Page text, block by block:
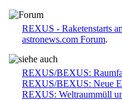
REXUS - Raketenstarts
astronews.com Forum.
REXUS/BEXUS:
REXUS/BEXUS: Neue
REXUS: Weltraummüll